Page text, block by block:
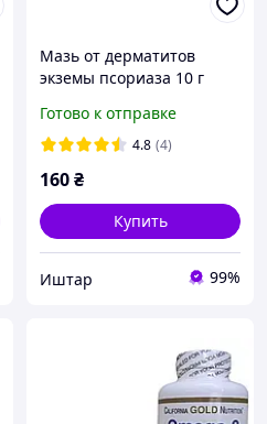
Мазь от дерматитов
экземы псориаза 10 г
H12020637
Готово к отправке
4.8 (4)
160₴
Купить
Иштар 99%